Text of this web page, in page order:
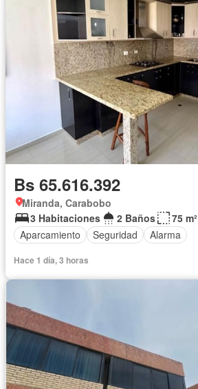
Bs 65.616.392
Miranda, Carabobo
3 Habitaciones
2 Baños
75 m²
Aparcamiento
Seguridad Alarma
Hace 1 día, 3 horas